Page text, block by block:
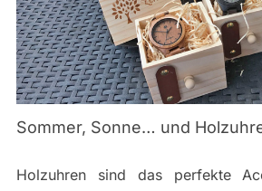
Sommer, Sonne… und
Holzuhren sind das perfekte